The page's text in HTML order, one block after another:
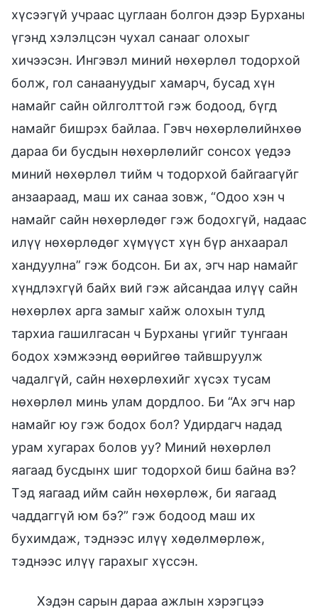
хүсээгүй учраас цуглаан болгон дээр Бурханы
үгэнд хэлэлцсэн чухал санааг олохыг
хичээсэн. Ингэвэл миний нөхөрлөл тодорхой
болж, гол санаануудыг хамарч, бусад хүн
намайг сайн ойлголттой гэж бодоод, бүгд
намайг бишрэх байлаа. Гэвч нөхөрлөлийнхөө
дараа би бусдын нөхөрлөлийг сонсох үедээ
миний нөхөрлөл тийм ч тодорхой байгаагүйг
анзаараад, маш их санаа зовж, “Одоо хэн ч
намайг сайн нөхөрлөдөг гэж бодохгүй, надаас
илүү нөхөрлөдөг хүмүүст хүн бүр анхаарал
хандуулна” гэж бодсон. Би ах, эгч нар намайг
хүндлэхгүй байх вий гэж айсандаа илүү сайн
нөхөрлөх арга замыг хайж олохын тулд
тархиа гашилгасан ч Бурханы үгийг тунгаан
бодох хэмжээнд өөрийгөө тайвшруулж
чадалгүй, сайн нөхөрлөхийг хүсэх тусам
нөхөрлөл минь улам дордлоо. Би “Ах эгч нар
намайг юу гэж бодох бол? Удирдагч надад
урам хугарах болов уу? Миний нөхөрлөл
яагаад бусдынх шиг тодорхой биш байна вэ?
Тэд яагаад ийм сайн нөхөрлөж, би яагаад
чаддаггүй юм бэ?” гэж бодоод маш их
бухимдаж, тэднээс илүү хөдөлмөрлөж,
тэднээс илүү гарахыг хүссэн.
Хэдэн сарын дараа ажлын хэрэгцээ